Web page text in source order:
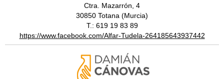
Ctra. Mazarrón, 4
30850 Totana (Murcia)
T.: 619 19 83 89
https://www.facebook.com/Alfar-Tudela-264185643937442